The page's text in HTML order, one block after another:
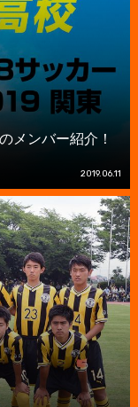
メンバー紹介！
2019.06.11